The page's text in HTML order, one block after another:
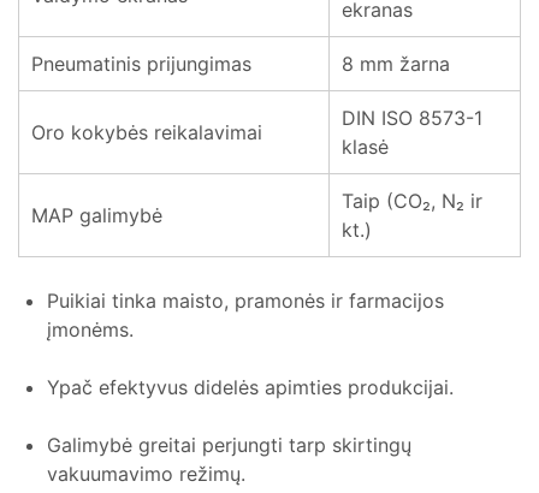
ekranas
Pneumatinis prijungimas 8 mm žarna
Oro kokybės reikalavimai
DIN ISO 8573-1
klasė
MAP galimybė
Taip (CO₂, N₂ ir
kt.)
Puikiai tinka maisto, pramonės ir farmacijos
įmonėms.
Ypač efektyvus didelės apimties produkcijai.
Galimybė greitai perjungti tarp skirtingų
vakuumavimo režimų.